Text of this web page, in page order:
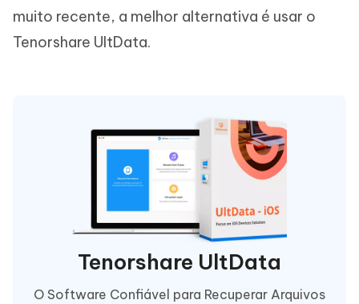
muito recente, a melhor alternativa é usar o
Tenorshare UltData.
Tenorshare UltData
O Software Confiável para Recuperar Arquivos